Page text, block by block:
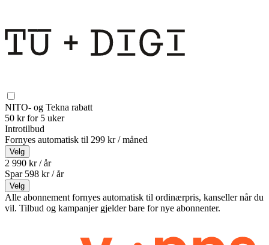
NITO- og Tekna rabatt
50 kr for 5 uker
Introtilbud
Fornyes automatisk til 299 kr / måned
Velg
2 990 kr / år
Spar 598 kr /år
Velg
Alle abonnement fornyes automatisk til ordinærpris, kanseller når du
vil. Tilbud og kampanjer gjelder bare for nye abonnenter.